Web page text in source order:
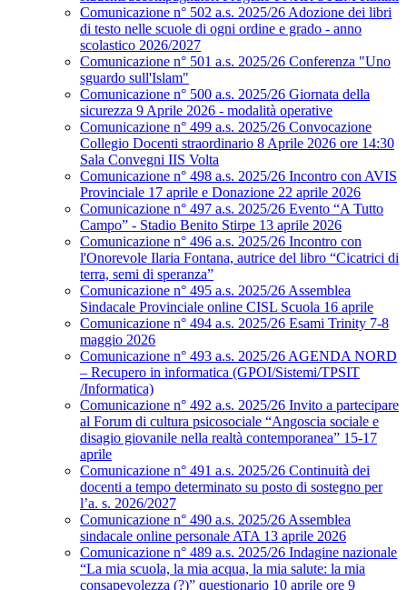
Comunicazione n° 502 a.s. 2025/26 Adozione dei libri
di testo nelle scuole di ogni ordine e grado - anno
scolastico 2026/2027
Comunicazione n° 501 a.s. 2025/26 Conferenza "Uno
sguardo sull'Islam"
Comunicazione n° 500 a.s. 2025/26 Giornata della
sicurezza 9 Aprile 2026 - modalità operative
Comunicazione n° 499 a.s. 2025/26 Convocazione
Collegio Docenti straordinario 8 Aprile 2026 ore 14:30
Sala Convegni IIS Volta
Comunicazione n° 498 a.s. 2025/26 Incontro con AVIS
Provinciale 17 aprile e Donazione 22 aprile 2026
Comunicazione n° 497 a.s. 2025/26 Evento “A Tutto
Campo” - Stadio Benito Stirpe 13 aprile 2026
Comunicazione n° 496 a.s. 2025/26 Incontro con
l'Onorevole Ilaria Fontana, autrice del libro “Cicatrici di
terra, semi di speranza”
Comunicazione n° 495 a.s. 2025/26 Assemblea
Sindacale Provinciale online CISL Scuola 16 aprile
Comunicazione n° 494 a.s. 2025/26 Esami Trinity 7-8
maggio 2026
Comunicazione n° 493 a.s. 2025/26 AGENDA NORD
– Recupero in informatica (GPOI/Sistemi/TPSIT
/Informatica)
Comunicazione n° 492 a.s. 2025/26 Invito a partecipare
al Forum di cultura psicosociale “Angoscia sociale e
disagio giovanile nella realtà contemporanea” 15-17
aprile
Comunicazione n° 491 a.s. 2025/26 Continuità dei
docenti a tempo determinato su posto di sostegno per
l’a. s. 2026/2027
Comunicazione n° 490 a.s. 2025/26 Assemblea
sindacale online personale ATA 13 aprile 2026
Comunicazione n° 489 a.s. 2025/26 Indagine nazionale
“La mia scuola, la mia acqua, la mia salute: la mia
consapevolezza (?)” questionario 10 aprile ore 9